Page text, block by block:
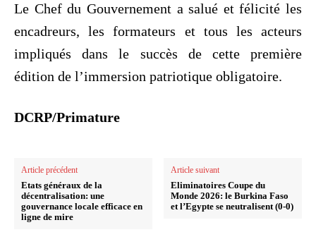
‎Le Chef du Gouvernement a salué et félicité les
encadreurs, les formateurs et tous les acteurs
impliqués dans le succès de cette première
édition de l’immersion patriotique obligatoire.
DCRP/Primature
Article précédent
‎Etats généraux de la
décentralisation: une
gouvernance locale efficace en
ligne de mire
Article suivant
Eliminatoires Coupe du
Monde 2026: le Burkina Faso
et l’Egypte se neutralisent (0-0)